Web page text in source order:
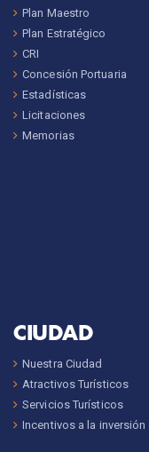
Plan Maestro
Plan Estratégico
CRI
Concesión Portuaria
Estadísticas
Licitaciones
Memorias
CIUDAD
Nuestra Ciudad
Atractivos Turísticos
Servicios Turísticos
Incentivos a la inversión